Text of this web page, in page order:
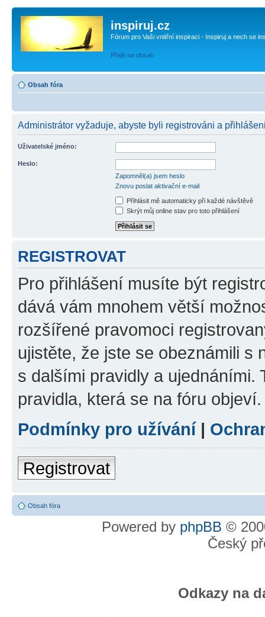
inspiruj.cz
Fórum pro Vaši vnitřní inspiraci - Inspiruj a nech se
Přejít na obsah
Obsah fóra
Administrátor vyžaduje, abyste byli registrováni a
Uživatelské jméno:
Heslo:
Zapomněl(a) jsem heslo
Znovu poslat aktivační e-mail
Přihlásit mě automaticky při každé návštěvě
Skrýt můj online stav pro toto přihlášení
REGISTROVAT
Pro přihlášení musíte být
dává vám mnohem větší
rozšířené pravomoci
ujistěte, že jste se obeznámili s
s dalšími pravidly a ujednáními.
pravidla, která se na fóru objeví.
Podmínky pro užívání|
Registrovat
Obsah fóra
Powered by phpBB ©
Český
Odkazy na